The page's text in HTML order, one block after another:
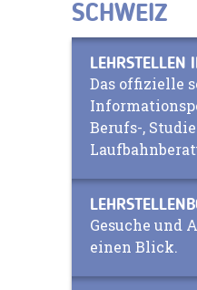
SCHWEIZ
LEHRSTELLEN
Das offizielle
Berufs-,
Gesuche und
einen Blick.